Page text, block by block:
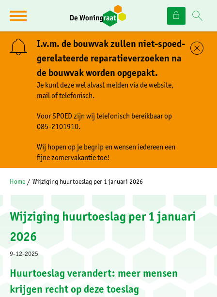
Naar hoofdinhoud
Naar hoofdnavigatiemenu
Naar de homepage
Ga naar Hoofd
I.v.m. de bouwvak zullen niet-spoed-
gerelateerde reparatieverzoeken na
de bouwvak worden opgepakt.
Je kunt deze wel alvast melden via de website,
mail of telefonisch.
Voor SPOED zijn wij telefonisch bereikbaar op
085-2101910.
Wij hopen op je begrip en wensen iedereen een
fijne zomervakantie toe!
Home Wijziging huurtoeslag per 1 januari 2026
Wijziging huurtoeslag per 1 januari
2026
9-12-2025
Huurtoeslag verandert: meer mensen
krijgen recht op deze toeslag